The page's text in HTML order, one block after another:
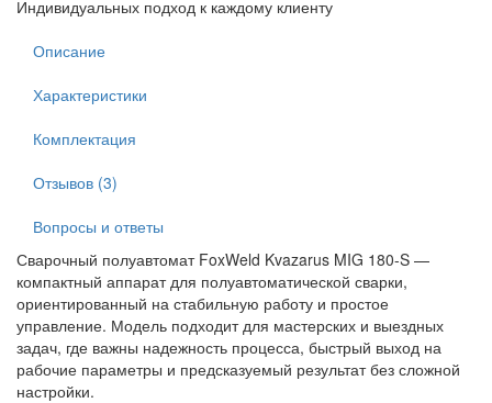
Индивидуальных подход к каждому клиенту
Описание
Характеристики
Комплектация
Отзывов (3)
Вопросы и ответы
Сварочный полуавтомат FoxWeld Kvazarus MIG 180-S —
компактный аппарат для полуавтоматической сварки,
ориентированный на стабильную работу и простое
управление. Модель подходит для мастерских и выездных
задач, где важны надежность процесса, быстрый выход на
рабочие параметры и предсказуемый результат без сложной
настройки.